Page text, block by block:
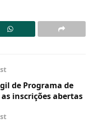
de Programa de
inscrições abertas